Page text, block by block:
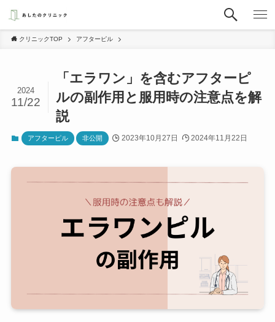
クリニックTOP アフターピル
「エラワン」を含むアフターピ
ルの副作用と服用時の注意点を解
説
2024
11/22
アフターピル 非公開 2023年10月27日 2024年11月22日